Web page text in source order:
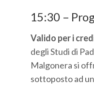
15:30 –
Valido per i
degli Studi di
Malgonera si
sottoposto ad